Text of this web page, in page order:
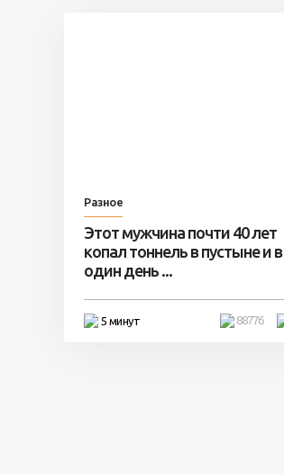
Разное
Этот мужчина почти 40 лет
копал тоннель в пустыне и в
один день ...
5 минут 88776